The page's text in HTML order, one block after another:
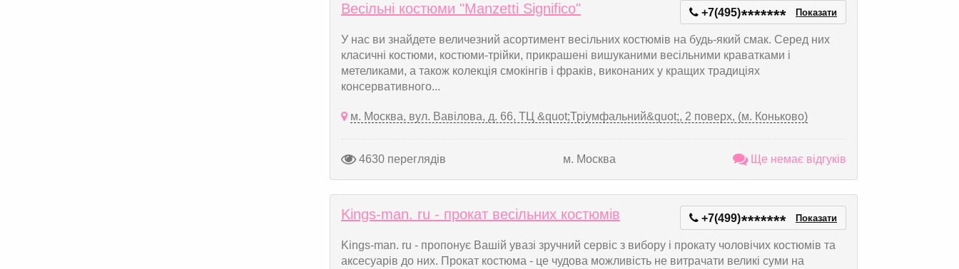
Весільні костюми "Manzetti Significo" +7(495)******* Показати
У нас ви знайдете величезний асортимент весільних костюмів на будь-який смак. Серед них
класичні костюми, костюми-трійки, прикрашені вишуканими весільними краватками і
метеликами, а також колекція смокінгів і фраків, виконаних у кращих традиціях
консервативного...
м. Москва, вул. Вавілова, д. 66, ТЦ &quot;Тріумфальний&quot;, 2 поверх, (м. Коньково)
4630 переглядів м. Москва Ще немає відгуків
Kings-man. ru - прокат весільних костюмів +7(499)******* Показати
Kings-man. ru - пропонує Вашій увазі зручний сервіс з вибору і прокату чоловічих костюмів та
аксесуарів до них. Прокат костюма - це чудова можливість не витрачати великі суми на